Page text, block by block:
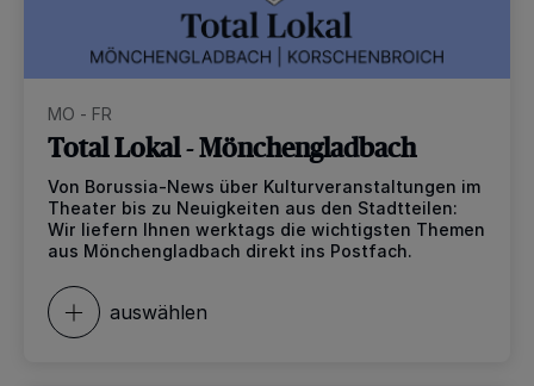
MO - FR
Total Lokal - Mönchengladbach
Von Borussia-News über Kulturveranstaltungen im
Theater bis zu Neuigkeiten aus den Stadtteilen:
Wir liefern Ihnen werktags die wichtigsten Themen
aus Mönchengladbach direkt ins Postfach.
auswählen